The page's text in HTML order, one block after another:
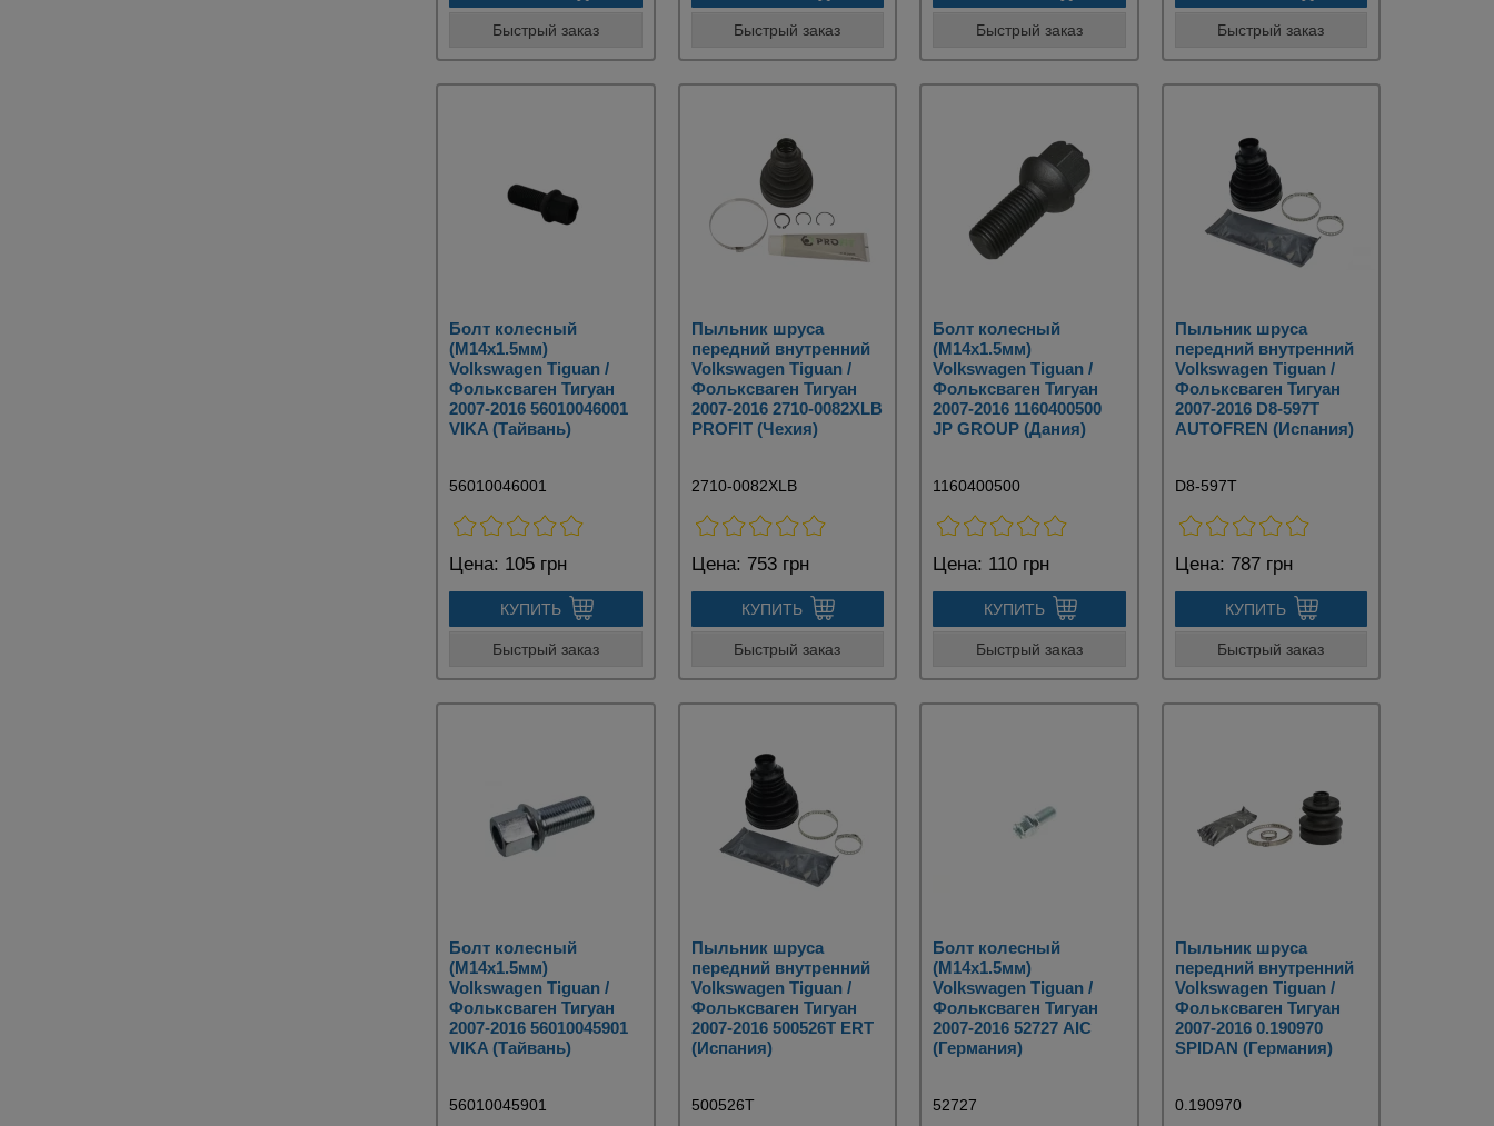
Быстрый заказ Быстрый заказ Быстрый заказ Быстрый заказ
Болт колесный
(M14x1.5мм)
Volkswagen Tiguan /
Фольксваген Тигуан
2007-2016 56010046001
VIKA (Тайвань)
56010046001
Цена: 105 грн
КУПИТЬ
Быстрый заказ
Пыльник шруса
передний внутренний
Volkswagen Tiguan /
Фольксваген Тигуан
2007-2016 2710-0082XLB
PROFIT (Чехия)
2710-0082XLB
Цена: 753 грн
КУПИТЬ
Быстрый заказ
Болт колесный
(M14x1.5мм)
Volkswagen Tiguan /
Фольксваген Тигуан
2007-2016 1160400500
JP GROUP (Дания)
1160400500
Цена: 110 грн
КУПИТЬ
Быстрый заказ
Пыльник шруса
передний внутренний
Volkswagen Tiguan /
Фольксваген Тигуан
2007-2016 D8-597T
AUTOFREN (Испания)
D8-597T
Цена: 787 грн
КУПИТЬ
Быстрый заказ
Болт колесный
(M14x1.5мм)
Volkswagen Tiguan /
Фольксваген Тигуан
2007-2016 56010045901
VIKA (Тайвань)
56010045901
Пыльник шруса
передний внутренний
Volkswagen Tiguan /
Фольксваген Тигуан
2007-2016 500526T ERT
(Испания)
500526T
Болт колесный
(M14x1.5мм)
Volkswagen Tiguan /
Фольксваген Тигуан
2007-2016 52727 AIC
(Германия)
52727
Пыльник шруса
передний внутренний
Volkswagen Tiguan /
Фольксваген Тигуан
2007-2016 0.190970
SPIDAN (Германия)
0.190970